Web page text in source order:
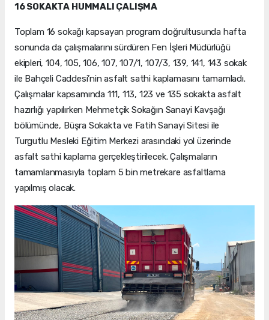
16 SOKAKTA HUMMALI ÇALIŞMA
Toplam 16 sokağı kapsayan program doğrultusunda hafta
sonunda da çalışmalarını sürdüren Fen İşleri Müdürlüğü
ekipleri, 104, 105, 106, 107, 107/1, 107/3, 139, 141, 143 sokak
ile Bahçeli Caddesi’nin asfalt sathi kaplamasını tamamladı.
Çalışmalar kapsamında 111, 113, 123 ve 135 sokakta asfalt
hazırlığı yapılırken Mehmetçik Sokağın Sanayi Kavşağı
bölümünde, Büşra Sokakta ve Fatih Sanayi Sitesi ile
Turgutlu Mesleki Eğitim Merkezi arasındaki yol üzerinde
asfalt sathi kaplama gerçekleştirilecek. Çalışmaların
tamamlanmasıyla toplam 5 bin metrekare asfaltlama
yapılmış olacak.